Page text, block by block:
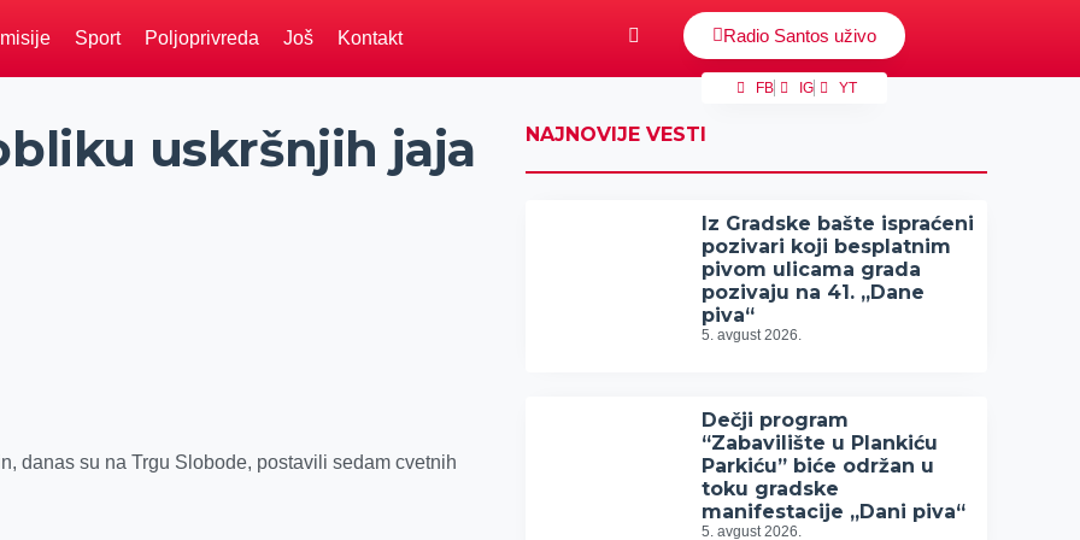
Sport Poljoprivreda Još Kontakt Radio Santos uživo
FB IG YT
uskršnjih jaja
danas su na Trgu Slobode, postavili sedam cvetnih
NAJNOVIJE VESTI
Iz Gradske bašte ispraćeni
pozivari koji besplatnim
pivom ulicama grada
pozivaju na 41. „Dane
piva“
5. avgust 2026.
Dečji program
“Zabavilište u Plankiću
Parkiću” biće održan u
toku gradske
manifestacije „Dani piva“
5. avgust 2026.